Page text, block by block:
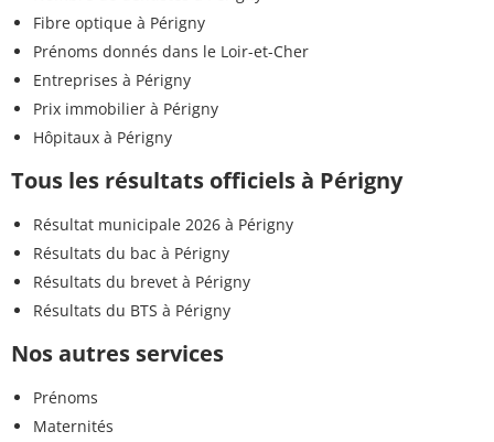
Fibre optique à Périgny
Prénoms donnés dans le Loir-et-Cher
Entreprises à Périgny
Prix immobilier à Périgny
Hôpitaux à Périgny
Tous les résultats officiels à Périgny
Résultat municipale 2026 à Périgny
Résultats du bac à Périgny
Résultats du brevet à Périgny
Résultats du BTS à Périgny
Nos autres services
Prénoms
Maternités